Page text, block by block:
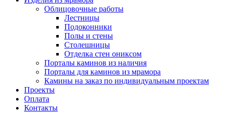
Облицовочные работы
Лестницы
Подоконники
Полы и стены
Столешницы
Отделка стен ониксом
Порталы каминов из наличия
Порталы для каминов из мрамора
Камины на заказ по индивидуальным проектам
Проекты
Оплата
Контакты